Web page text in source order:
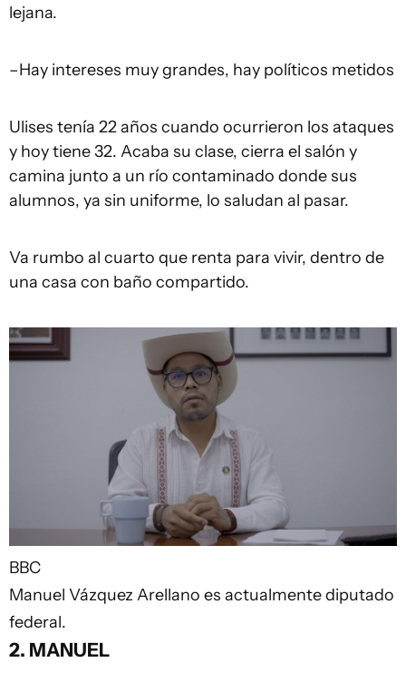
lejana.
–Hay intereses muy grandes, hay políticos metidos
Ulises tenía 22 años cuando ocurrieron los ataques
y hoy tiene 32. Acaba su clase, cierra el salón y
camina junto a un río contaminado donde sus
alumnos, ya sin uniforme, lo saludan al pasar.
Va rumbo al cuarto que renta para vivir, dentro de
una casa con baño compartido.
BBC
Manuel Vázquez Arellano es actualmente diputado
federal.
2. MANUEL